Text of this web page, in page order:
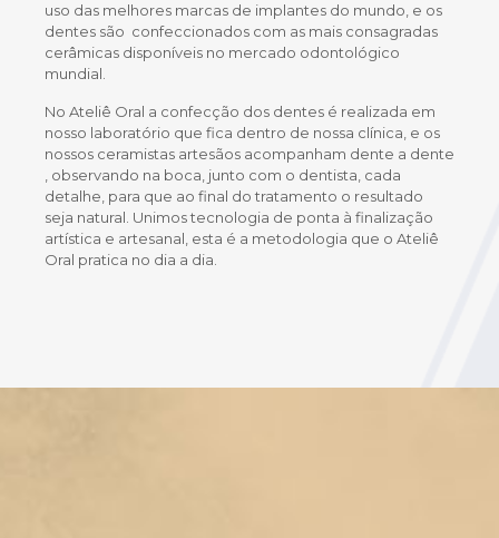
uso das melhores marcas de implantes do mundo, e os
dentes são confeccionados com as mais consagradas
cerâmicas disponíveis no mercado odontológico
mundial.
No Ateliê Oral a confecção dos dentes é realizada em
nosso laboratório que fica dentro de nossa clínica, e os
nossos ceramistas artesãos acompanham dente a dente
, observando na boca, junto com o dentista, cada
detalhe, para que ao final do tratamento o resultado
seja natural. Unimos tecnologia de ponta à finalização
artística e artesanal, esta é a metodologia que o Ateliê
Oral pratica no dia a dia.